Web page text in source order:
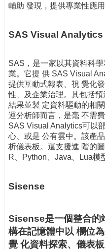
輔助 發現，提供專業性應用
SAS Visual Analytics
SAS，是一家以其資料科
業。它提 供 SAS Visual
提供互動式報表、視 覺化
性、及企業治理。其包括
結果並製 定資料驅動的相
運分析師而言，是毫 不需費
SAS Visual Analytics可以
心、或是 公有雲中。該產
析儀表板。還支援進 階的
R、Python、Java、Lua模
Sisense
Sisense是一個整合的
構在記憶體中以 欄位
覺 化資料探索、儀表